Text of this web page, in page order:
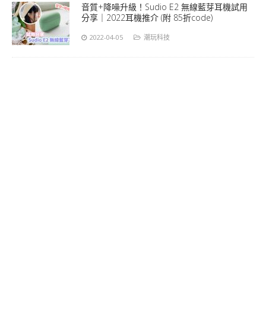
音質+降噪升級！Sudio E2 無線藍芽耳機試用
分享｜2022耳機推介 (附 85折code)
2022-04-05 潮玩科技